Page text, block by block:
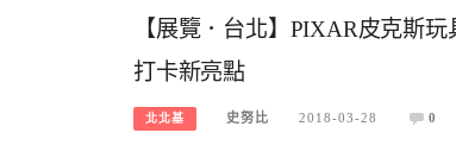
【展覽．台北】PIXAR皮克斯
打卡新亮點
北北基 史努比 2018-03-28 0